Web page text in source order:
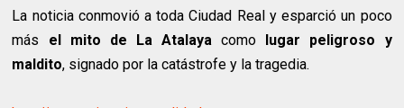
La noticia conmovió a toda Ciudad Real y esparció un poco
más el mito de La Atalaya como lugar peligroso y
maldito, signado por la catástrofe y la tragedia.